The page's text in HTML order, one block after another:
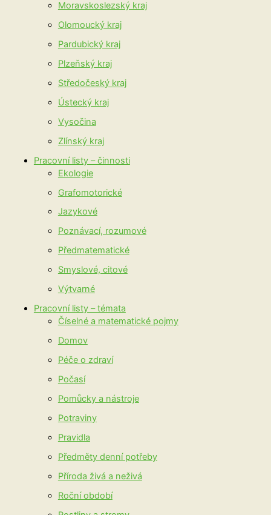
Moravskoslezský kraj
Olomoucký kraj
Pardubický kraj
Plzeňský kraj
Středočeský kraj
Ústecký kraj
Vysočina
Zlínský kraj
Pracovní listy – činnosti
Ekologie
Grafomotorické
Jazykové
Poznávací, rozumové
Předmatematické
Smyslové, citové
Výtvarné
Pracovní listy – témata
Číselné a matematické pojmy
Domov
Péče o zdraví
Počasí
Pomůcky a nástroje
Potraviny
Pravidla
Předměty denní potřeby
Příroda živá a neživá
Roční období